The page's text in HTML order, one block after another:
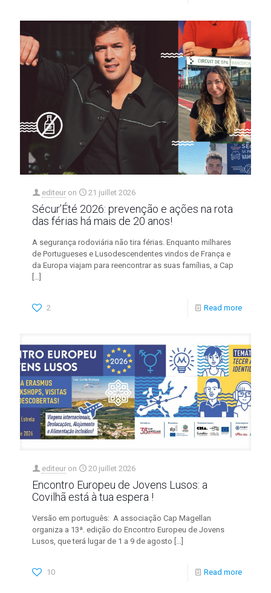
editeur on 21 juillet 2026
Sécur’Été 2026: prevenção e ações na rota
das férias há mais de 20 anos!
A segurança rodoviária não tira férias. Enquanto milhares
de Portugueses e Lusodescendentes vindos de França e
da Europa viajam para reencontrar as suas famílias, a Cap
[…]
2 Read more
editeur on 20 juillet 2026
Encontro Europeu de Jovens Lusos: a
Covilhã está à tua espera !
Versão em português: A associação Cap Magellan
organiza a 13ª. edição do Encontro Europeu de Jovens
Lusos, que terá lugar de 1 a 9 de agosto
10 Read more